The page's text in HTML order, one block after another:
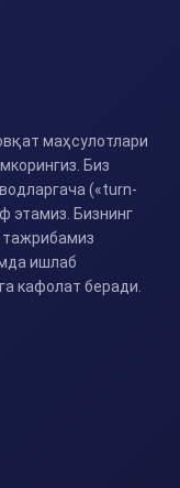
маҳсулотлари
Биз
(«turn-
этамиз. Бизнинг
тажрибамиз
ишлаб
кафолат беради.